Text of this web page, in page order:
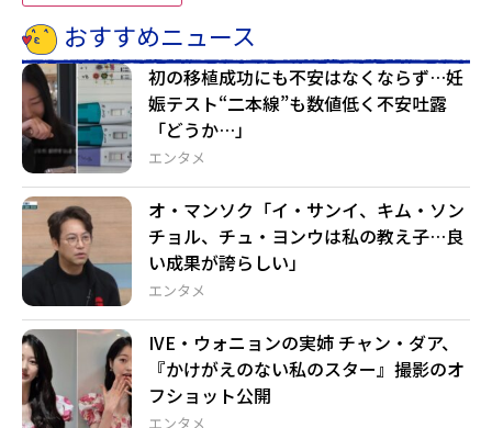
おすすめニュース
エンタメ
初の移植成功にも不安はなくならず…妊
娠テスト“二本線”も数値低く不安吐露
「どうか…」
エンタメ
オ・マンソク「イ・サンイ、キム・ソン
チョル、チュ・ヨンウは私の教え子…良
い成果が誇らしい」
エンタメ
IVE・ウォニョンの実姉 チャン・ダア、
『かけがえのない私のスター』撮影のオ
フショット公開